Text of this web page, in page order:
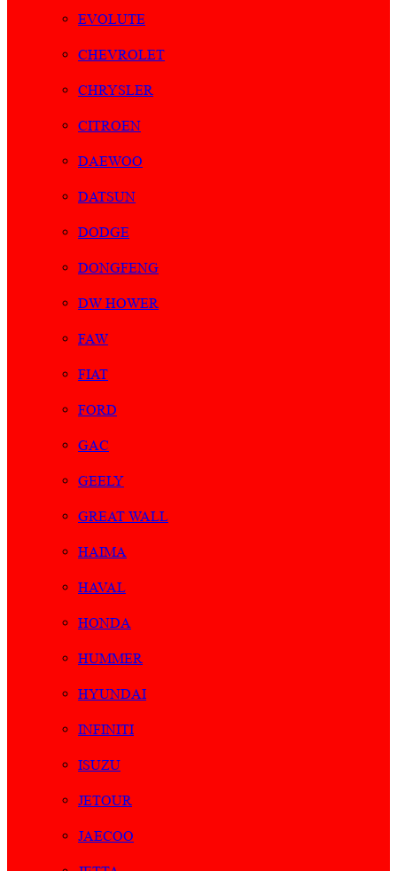
EVOLUTE
CHEVROLET
CHRYSLER
CITROEN
DAEWOO
DATSUN
DODGE
DONGFENG
DW HOWER
FAW
FIAT
FORD
GAC
GEELY
GREAT WALL
HAIMA
HAVAL
HONDA
HUMMER
HYUNDAI
INFINITI
ISUZU
JETOUR
JAECOO